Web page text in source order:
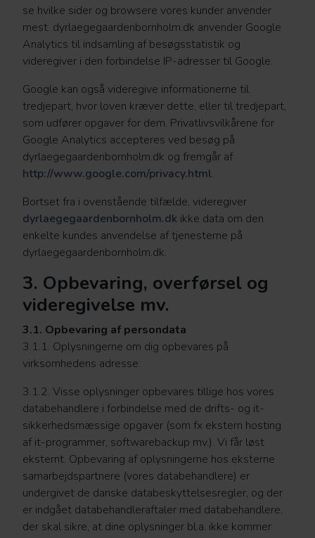
se hvilke sider og browsere vores kunder anvender
mest. dyrlaegegaardenbornholm.dk anvender Google
Analytics til indsamling af besøgsstatistik og
videregiver i den forbindelse IP-adresser til Google.
Google kan også videregive informationerne til
tredjepart, hvor loven kræver dette, eller til tredjepart,
som udfører opgaver for dem. Privatlivsvilkårene for
Google Analytics accepteres ved besøg på
dyrlaegegaardenbornholm.dk og fremgår af
http://www.google.com/privacy.html.
Bortset fra i ovenstående tilfælde, videregiver
dyrlaegegaardenbornholm.dk ikke data om den
enkelte kundes anvendelse af tjenesterne på
dyrlaegegaardenbornholm.dk​.
3. Opbevaring, overførsel og
videregivelse mv.
3.1. Opbevaring af persondata
3.1.1. Oplysningerne om dig opbevares på
virksomhedens adresse.
3.1.2. Visse oplysninger opbevares tillige hos vores
databehandlere i forbindelse med de drifts- og it-
sikkerhedsmæssige opgaver (som fx ekstern hosting
af it-programmer, softwarebackup mv.). Vi får løst
eksternt. Opbevaring af oplysningerne hos eksterne
samarbejdspartnere (vores databehandlere) er
undergivet de danske databeskyttelsesregler, og der
er indgået databehandleraftaler med databehandlere,
der skal sikre, at dine oplysninger bl.a. ikke kommer